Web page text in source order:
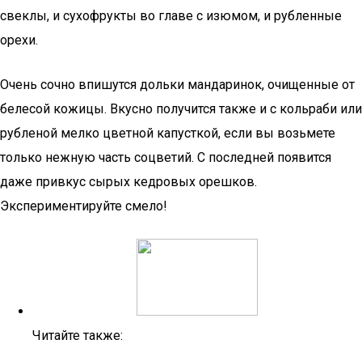
свеклы, и сухофрукты во главе с изюмом, и рубленные
орехи.
Очень сочно впишутся дольки мандаринок, очищенные от
белесой кожицы. Вкусно получится также и с кольраби или
рубленой мелко цветной капусткой, если вы возьмете
только нежную часть соцветий. С последней появится
даже привкус сырых кедровых орешков.
Экспериментируйте смело!
Читайте также: